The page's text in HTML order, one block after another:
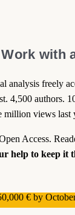
(BfV) nicht
stetig länger
ein, in der es
und inwieweit
über die
höchst
with
analysis freely
4,500 authors.
million views last
Access.
help to keep it
€ by